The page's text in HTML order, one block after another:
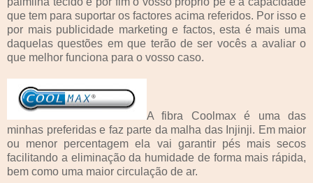
que tem para suportar os factores acima referidos. Por isso e
por mais publicidade marketing e factos, esta é mais uma
daquelas questões em que terão de ser vocês a avaliar o
que melhor funciona para o vosso caso.
A fibra Coolmax é uma das
minhas preferidas e faz parte da malha das Injinji. Em maior
ou menor percentagem ela vai garantir pés mais secos
facilitando a eliminação da humidade de forma mais rápida,
bem como uma maior circulação de ar.